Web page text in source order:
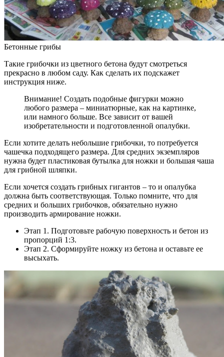
Бетонные грибы
Такие грибочки из цветного бетона будут смотреться
прекрасно в любом саду. Как сделать их подскажет
инструкция ниже.
Внимание! Создать подобные фигурки можно
любого размера – миниатюрные, как на картинке,
или намного больше. Все зависит от вашей
изобретательности и подготовленной опалубки.
Если хотите делать небольшие грибочки, то потребуется
чашечка подходящего размера. Для средних экземпляров
нужна будет пластиковая бутылка для ножки и большая чаша
для грибной шляпки.
Если хочется создать грибных гигантов – то и опалубка
должна быть соответствующая. Только помните, что для
средних и больших грибочков, обязательно нужно
производить армирование ножки.
Этап 1. Подготовьте рабочую поверхность и бетон из
пропорций 1:3.
Этап 2. Сформируйте ножку из бетона и оставьте ее
высыхать.